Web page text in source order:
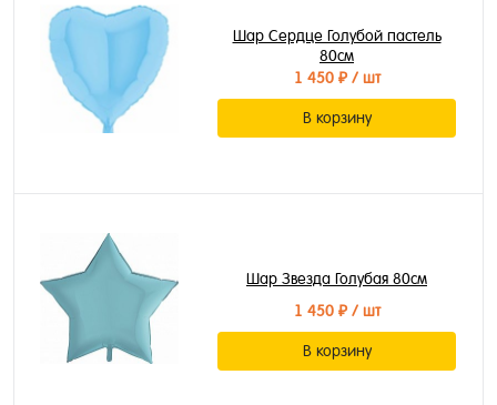
Шар Сердце Голубой пастель
80см
1 450 ₽/ шт
В корзину
Шар Звезда Голубая 80см
1 450 ₽/ шт
В корзину